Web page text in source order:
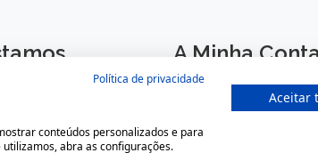
A Minha Conta
Política de privacidade
conteúdos personalizados e para
abra as configurações.
Aceitar